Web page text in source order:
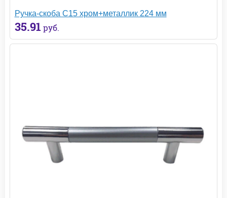
Ручка-скоба С15 хром+металлик 224 мм
35.91 руб.